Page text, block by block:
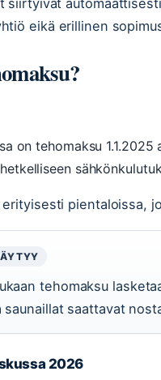
siirtyivät
eikä erillinen
on tehomaksu
erityisesti pientaloissa,
tehomaksu
saattavat
2026